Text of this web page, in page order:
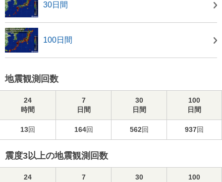
30日間
100日間
地震観測回数
24
時間
7
日間
30
日間
100
日間
13回 164回 562回 937回
震度3以上の地震観測回数
24
7
30
100